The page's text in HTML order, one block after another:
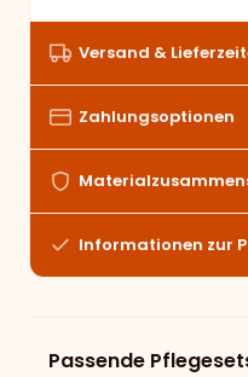
Versand &
Zahlungsoptionen
Informationen zur
Passende